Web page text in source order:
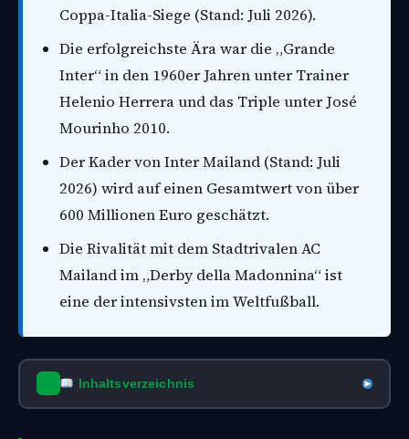
Coppa-Italia-Siege (Stand: Juli 2026).
Die erfolgreichste Ära war die „Grande
Inter“ in den 1960er Jahren unter Trainer
Helenio Herrera und das Triple unter José
Mourinho 2010.
Der Kader von Inter Mailand (Stand: Juli
2026) wird auf einen Gesamtwert von über
600 Millionen Euro geschätzt.
Die Rivalität mit dem Stadtrivalen AC
Mailand im „Derby della Madonnina“ ist
eine der intensivsten im Weltfußball.
Inhaltsverzeichnis